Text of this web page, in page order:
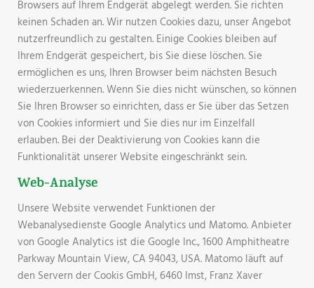
Browsers auf Ihrem Endgerät abgelegt werden. Sie richten
keinen Schaden an. Wir nutzen Cookies dazu, unser Angebot
nutzerfreundlich zu gestalten. Einige Cookies bleiben auf
Ihrem Endgerät gespeichert, bis Sie diese löschen. Sie
ermöglichen es uns, Ihren Browser beim nächsten Besuch
wiederzuerkennen. Wenn Sie dies nicht wünschen, so können
Sie Ihren Browser so einrichten, dass er Sie über das Setzen
von Cookies informiert und Sie dies nur im Einzelfall
erlauben. Bei der Deaktivierung von Cookies kann die
Funktionalität unserer Website eingeschränkt sein.
Web-Analyse
Unsere Website verwendet Funktionen der
Webanalysedienste Google Analytics und Matomo. Anbieter
von Google Analytics ist die Google Inc., 1600 Amphitheatre
Parkway Mountain View, CA 94043, USA. Matomo läuft auf
den Servern der Cookis GmbH, 6460 Imst, Franz Xaver